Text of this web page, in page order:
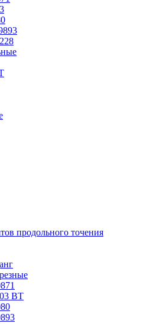
продольного точения
BT